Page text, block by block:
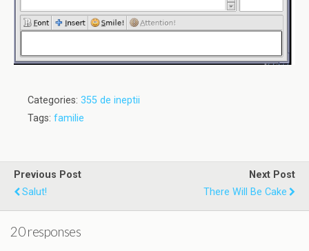
Categories: 355 de ineptii
Tags: familie
Previous Post
Salut!
Next Post
There Will Be Cake
20 responses